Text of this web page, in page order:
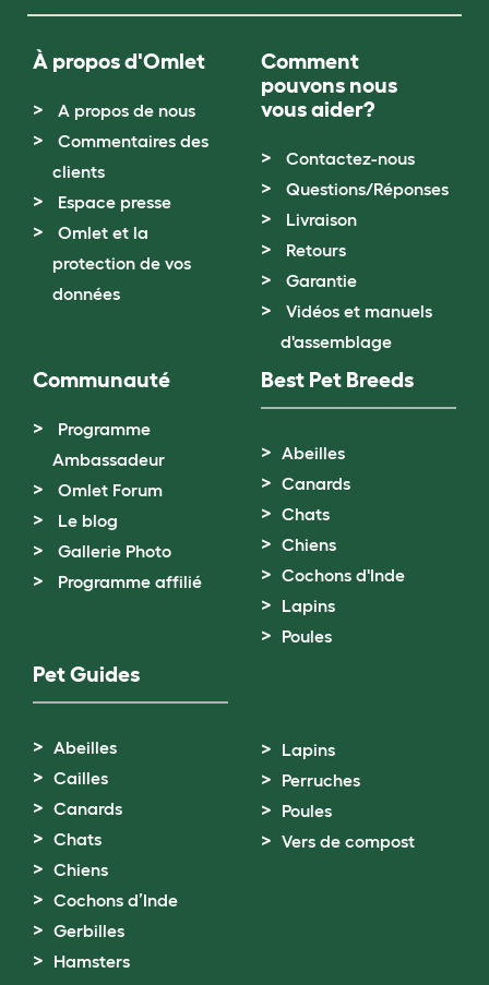
À propos d'Omlet
A propos de nous
Commentaires des
clients
Espace presse
Omlet et la
protection de vos
données
Comment
pouvons nous
vous aider?
Contactez-nous
Questions/Réponses
Livraison
Retours
Garantie
Vidéos et manuels
d'assemblage
Communauté
Programme
Ambassadeur
Omlet Forum
Le blog
Gallerie Photo
Programme affilié
Best Pet Breeds
Abeilles
Canards
Chats
Chiens
Cochons d'Inde
Lapins
Poules
Pet Guides
Abeilles
Cailles
Canards
Chats
Chiens
Cochons d’Inde
Gerbilles
Hamsters
Lapins
Perruches
Poules
Vers de compost